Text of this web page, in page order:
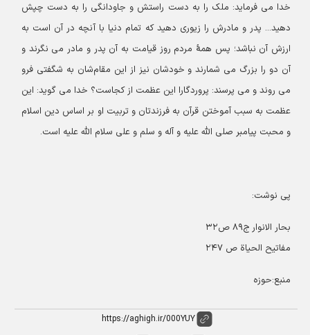
خدا می فرماید: ملک را به دست راستش و جاودانگی را به دست چپش
دهید... پدر و مادرش را زیوری دهید که تمام دنیا با آنچه در آن است به
ارزش آن نباشد؛ پس همۀ مردم روز قیامت به آن پدر و مادر می نگرند و
آن دو را بزرگ می شمارند و خودشان نیز از این مقام‌شان به شگفتی فرو
می روند و می پرسند: پروردگارا این عظمت از کجاست؟ خدا می گوید: این
عظمت به سبب آموختن قرآن به فرزندتان و تربیت او بر اساس دین اسلام
و محبت پیامبر صلی الله علیه و آله و سلم و علی سلام الله علیه است.
پی نوشت:
بحار الانوار ج۸۹ ص۳۲
مفاتیح الحیاة ص ۲۴۷
منبع:حوزه